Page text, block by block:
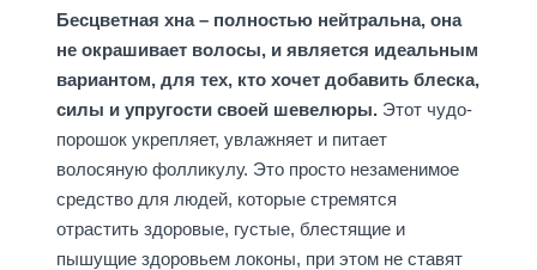
Бесцветная хна – полностью нейтральна, она
не окрашивает волосы, и является идеальным
вариантом, для тех, кто хочет добавить блеска,
силы и упругости своей шевелюры.Этот чудо-
порошок укрепляет, увлажняет и питает
волосяную фолликулу. Это просто незаменимое
средство для людей, которые стремятся
отрастить здоровые, густые, блестящие и
пышущие здоровьем локоны, при этом не ставят